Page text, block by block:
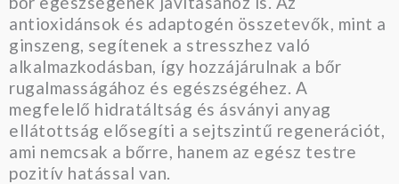
antioxidánsok és adaptogén összetevők, mint a
ginszeng, segítenek a stresszhez való
alkalmazkodásban, így hozzájárulnak a bőr
rugalmasságához és egészségéhez. A
megfelelő hidratáltság és ásványi anyag
ellátottság elősegíti a sejtszintű regenerációt,
ami nemcsak a bőrre, hanem az egész testre
pozitív hatással van.